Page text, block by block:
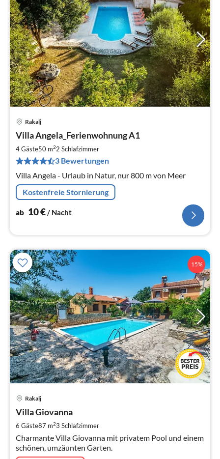
Rakalj
Villa Angela_Ferienwohnung A1
4 Gäste50 m22 Schlafzimmer
3 Bewertungen
Villa Angela - Urlaub in Natur, nur 800 m von Meer
Kostenfreie Stornierung
ab 10€/ Nacht
15%
Rakalj
Villa Giovanna
6 Gäste87 m23 Schlafzimmer
Charmante Villa Giovanna mit privatem Pool und einem
schönen, umzäunten Garten.